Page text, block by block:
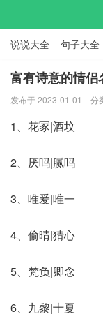
说说大全 句子大全
标语口号 签名大全
富有诗意的情侣
发布于 2023-01-01 分
1、花冢|酒坟
2、厌吗|腻吗
3、唯爱|唯一
4、偷晴|猜心
5、梵负|卿念
6、九黎|十夏